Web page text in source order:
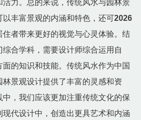
力。总的来说，传统风水与园林景
丰富景观的内涵和特色，还可2026
住者带来更好的视觉与心灵体验。结
综合学科，需要设计师综合运用自
的知识和技能。传统风水作为中国
景观设计提供了丰富的灵感和资
，我们应该更加注重传统文化的保
代设计中，创造出更具艺术和内涵